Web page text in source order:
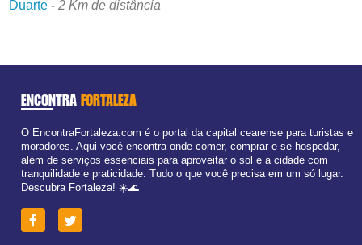
Duarte -2 Km de distância
ENCONTRA FORTALEZA
O EncontraFortaleza.com é o portal da capital cearense para turistas e
moradores. Aqui você encontra onde comer, comprar e se hospedar,
além de serviços essenciais para aproveitar o sol e a cidade com
tranquilidade e praticidade. Tudo o que você precisa em um só lugar.
Descubra Fortaleza! ☀️🌊